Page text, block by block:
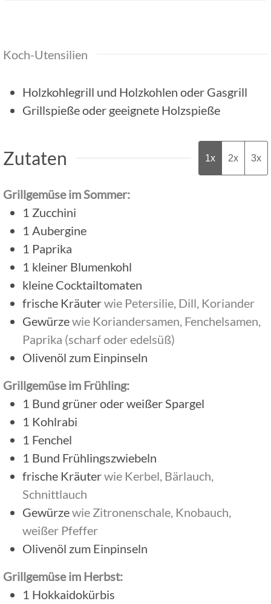
Koch-Utensilien
Holzkohlegrill und Holzkohlen oder Gasgrill
Grillspieße oder geeignete Holzspieße
Zutaten 1x 2x 3x
Grillgemüse im Sommer:
1 Zucchini
1 Aubergine
1 Paprika
1 kleiner Blumenkohl
kleine Cocktailtomaten
frische Kräuterwie Petersilie, Dill, Koriander
Gewürzewie Koriandersamen, Fenchelsamen,
Paprika (scharf oder edelsüß)
Olivenöl zum Einpinseln
Grillgemüse im Frühling:
1 Bund grüner oder weißer Spargel
1 Kohlrabi
1 Fenchel
1 Bund Frühlingszwiebeln
frische Kräuterwie Kerbel, Bärlauch,
Schnittlauch
Gewürzewie Zitronenschale, Knobauch,
weißer Pfeffer
Olivenöl zum Einpinseln
Grillgemüse im Herbst:
1 Hokkaidokürbis